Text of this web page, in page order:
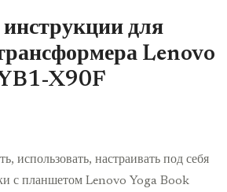
для
Lenovo
X90F
использовать, настраивать под себя
с планшетом Lenovo Yoga Book